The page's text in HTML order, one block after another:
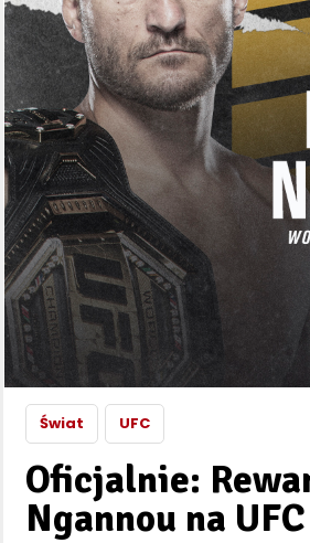
Świat UFC
Oficjalnie:
Ngannou na